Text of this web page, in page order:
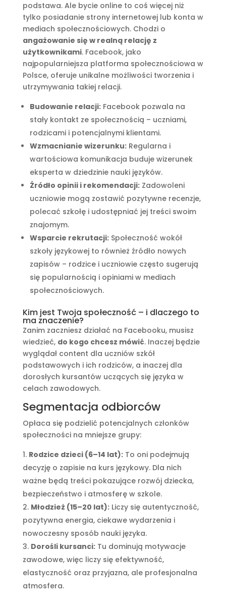
podstawa. Ale bycie online to coś więcej niż
tylko posiadanie strony internetowej lub konta w
mediach społecznościowych. Chodzi o
angażowanie się w realną relację z
użytkownikami. Facebook, jako
najpopularniejsza platforma społecznościowa w
Polsce, oferuje unikalne możliwości tworzenia i
utrzymywania takiej relacji.
Budowanie relacji:Facebook pozwala na
stały kontakt ze społecznością – uczniami,
rodzicami i potencjalnymi klientami.
Wzmacnianie wizerunku:Regularna i
wartościowa komunikacja buduje wizerunek
eksperta w dziedzinie nauki języków.
Źródło opinii i rekomendacji:Zadowoleni
uczniowie mogą zostawić pozytywne recenzje,
polecać szkołę i udostępniać jej treści swoim
znajomym.
Wsparcie rekrutacji:Społeczność wokół
szkoły językowej to również źródło nowych
zapisów – rodzice i uczniowie często sugerują
się popularnością i opiniami w mediach
społecznościowych.
Kim jest Twoja społeczność – i dlaczego to
ma znaczenie?
Zanim zaczniesz działać na Facebooku, musisz
wiedzieć, do kogo chcesz mówić. Inaczej będzie
wyglądał content dla uczniów szkół
podstawowych i ich rodziców, a inaczej dla
dorosłych kursantów uczących się języka w
celach zawodowych.
Segmentacja odbiorców
Opłaca się podzielić potencjalnych członków
społeczności na mniejsze grupy:
Rodzice dzieci (6–14 lat):To oni podejmują
decyzję o zapisie na kurs językowy. Dla nich
ważne będą treści pokazujące rozwój dziecka,
bezpieczeństwo i atmosferę w szkole.
Młodzież (15–20 lat):Liczy się autentyczność,
pozytywna energia, ciekawe wydarzenia i
nowoczesny sposób nauki języka.
Dorośli kursanci:Tu dominują motywacje
zawodowe, więc liczy się efektywność,
elastyczność oraz przyjazna, ale profesjonalna
atmosfera.